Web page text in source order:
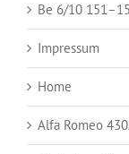
Be 6/10
Impressum
Home
Alfa Romeo